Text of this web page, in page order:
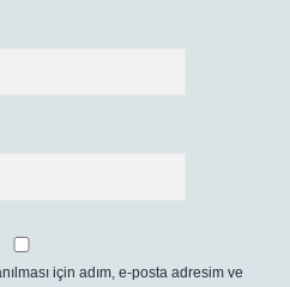
için adım, e-posta adresim ve